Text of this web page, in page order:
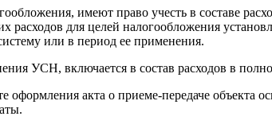
имеют право учесть в составе
для целей налогообложения
или в период ее применения.
УСН, включается в состав расходов в
оформления акта о приеме-передаче